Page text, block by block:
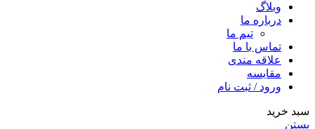
وبلاگ
درباره ما
تیم ما
تماس با ما
علاقه مندی
مقایسه
ورود / ثبت نام
سبد خرید
بستن